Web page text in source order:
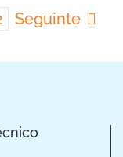
Seguinte